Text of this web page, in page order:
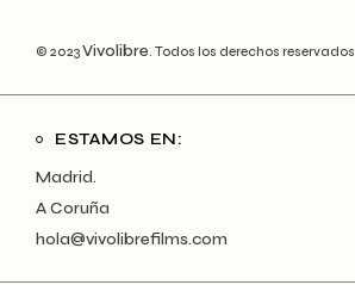
© 2023Vivolibre . Todos los derechos reservados.
ESTAMOS EN:
Madrid.
A Coruña
hola@vivolibrefilms.com